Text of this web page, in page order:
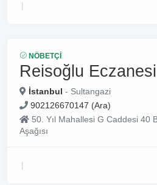
NÖBETÇI
Reisoğlu Eczanesi
İstanbul - Sultangazi
902126670147 (Ara)
50. Yıl Mahallesi G Caddesi 40
Aşağısı